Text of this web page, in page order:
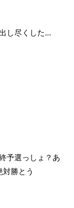
し尽くした...
予選っしょ？あ
勝とう